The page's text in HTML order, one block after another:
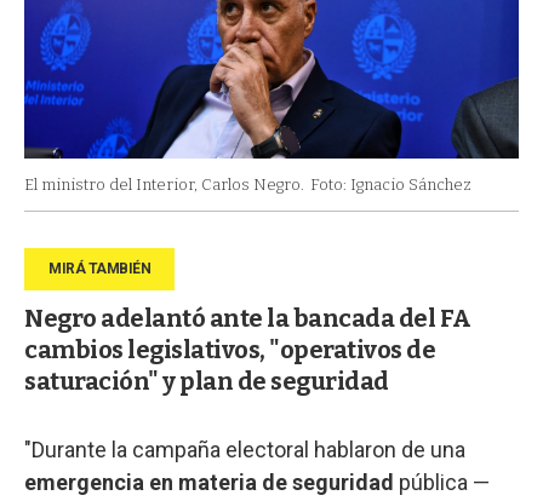
El ministro del Interior, Carlos Negro. Foto: Ignacio Sánchez
Negro adelantó ante la bancada del FA
cambios legislativos, "operativos de
saturación" y plan de seguridad
"Durante la campaña electoral hablaron de una
emergencia en materia de seguridad pública —